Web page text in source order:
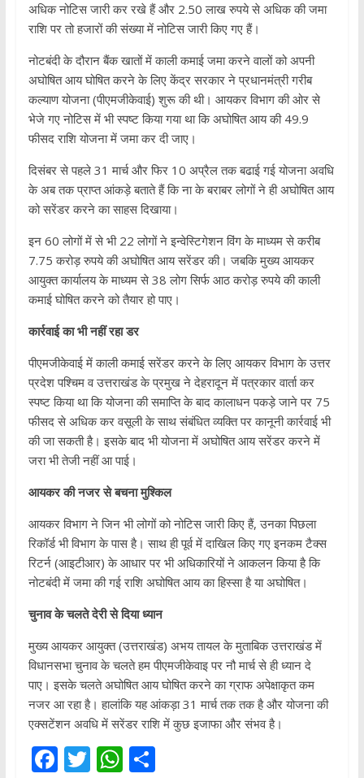
अधिक नोटिस जारी कर रखे हैं और 2.50 लाख रुपये से अधिक की जमा
राशि पर तो हजारों की संख्या में नोटिस जारी किए गए हैं।
नोटबंदी के दौरान बैंक खातों में काली कमाई जमा करने वालों को अपनी
अघोषित आय घोषित करने के लिए केंद्र सरकार ने प्रधानमंत्री गरीब
कल्याण योजना (पीएमजीकेवाई) शुरू की थी। आयकर विभाग की ओर से
भेजे गए नोटिस में भी स्पष्ट किया गया था कि अघोषित आय की 49.9
फीसद राशि योजना में जमा कर दी जाए।
दिसंबर से पहले 31 मार्च और फिर 10 अप्रैल तक बढाई गई योजना अवधि
के अब तक प्राप्त आंकड़े बताते हैं कि ना के बराबर लोगों ने ही अघोषित आय
को सरेंडर करने का साहस दिखाया।
इन 60 लोगों में से भी 22 लोगों ने इन्वेस्टिगेशन विंग के माध्यम से करीब
7.75 करोड़ रुपये की अघोषित आय सरेंडर की। जबकि मुख्य आयकर
आयुक्त कार्यालय के माध्यम से 38 लोग सिर्फ आठ करोड़ रुपये की काली
कमाई घोषित करने को तैयार हो पाए।
कार्रवाई का भी नहीं रहा डर
पीएमजीकेवाई में काली कमाई सरेंडर करने के लिए आयकर विभाग के उत्तर
प्रदेश पश्चिम व उत्तराखंड के प्रमुख ने देहरादून में पत्रकार वार्ता कर
स्पष्ट किया था कि योजना की समाप्ति के बाद कालाधन पकड़े जाने पर 75
फीसद से अधिक कर वसूली के साथ संबंधित व्यक्ति पर कानूनी कार्रवाई भी
की जा सकती है। इसके बाद भी योजना में अघोषित आय सरेंडर करने में
जरा भी तेजी नहीं आ पाई।
आयकर की नजर से बचना मुश्किल
आयकर विभाग ने जिन भी लोगों को नोटिस जारी किए हैं, उनका पिछला
रिकॉर्ड भी विभाग के पास है। साथ ही पूर्व में दाखिल किए गए इनकम टैक्स
रिटर्न (आइटीआर) के आधार पर भी अधिकारियों ने आकलन किया है कि
नोटबंदी में जमा की गई राशि अघोषित आय का हिस्सा है या अघोषित।
चुनाव के चलते देरी से दिया ध्यान
मुख्य आयकर आयुक्त (उत्तराखंड) अभय तायल के मुताबिक उत्तराखंड में
विधानसभा चुनाव के चलते हम पीएमजीकेवाइ पर नौ मार्च से ही ध्यान दे
पाए। इसके चलते अघोषित आय घोषित करने का ग्राफ अपेक्षाकृत कम
नजर आ रहा है। हालांकि यह आंकड़ा 31 मार्च तक तक है और योजना की
एक्सटेंशन अवधि में सरेंडर राशि में कुछ इजाफा और संभव है।
F T W S